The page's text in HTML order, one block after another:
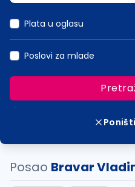
Plata u oglasu
Poslovi za mlade
Posao Bravar